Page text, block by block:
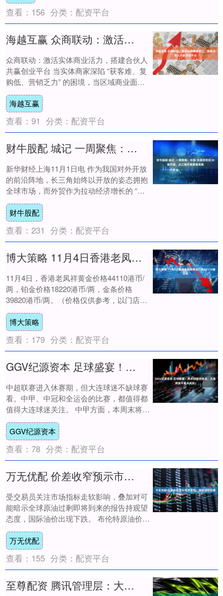
查看： 156 分类： 配资平台
海越互赢 众商联动：激活实体商业活力，搭建合伙人共赢创业平台
众商联动：激活实体商业活力，搭建合伙人
共赢创业平台 当实体商家深陷 “获客难、复
购低、营销乏力” 的困境，当区域商业面临
“单打独斗、客源割裂、成本高企” 的瓶....
海越互赢
查看： 91 分类： 配资平台
财牛股配 城记 一周聚焦：中国-东盟自贸区30版升级，长三角开放答卷亮眼
新华财经上海11月1日电 作为我国对外开放
的前沿阵地，长三角始终以开放的姿态拥抱
全球市场，而外贸作为拉动经济增长的 “三
驾马车” 之一，更成为区域链接国际市场
的....
财牛股配
查看： 231 分类： 配资平台
博大策略 11月4日香港老凤祥黄金价格44110港币两
11月4日，香港老凤祥黄金价格44110港币/
两，铂金价格18220港币/两，金条价格
39820港币/两。（价格仅供参考，以门店实
际为准）同日上海黄金交易所现货....
博大策略
查看： 179 分类： 配资平台
GGV纪源资本 足球盛宴！周末四场关键战，大连球迷可重点关注！
中超联赛进入休赛期，但大连球迷不缺球赛
看。中甲、中冠和全运会的比赛，都值得都
值得大连球迷关注。 中甲方面，本周末将迎
来本赛季的最后一轮比赛，大连鲲城将客场
对阵石....
GGV纪源资本
查看： 78 分类： 配资平台
万无优配 价差收窄预示市场宽松，国际油价回落
受交易员关注市场指标走软影响，叠加对可
能暗示全球原油过剩即将到来的报告持观望
态度，国际油价出现下跌。 布伦特原油价格
在连续两日上涨后跌破每桶 64 美元，西德
克....
万无优配
查看： 155 分类： 配资平台
至尊配资 腾讯管理层：大模型仍在激烈竞争中 腾讯没有落后